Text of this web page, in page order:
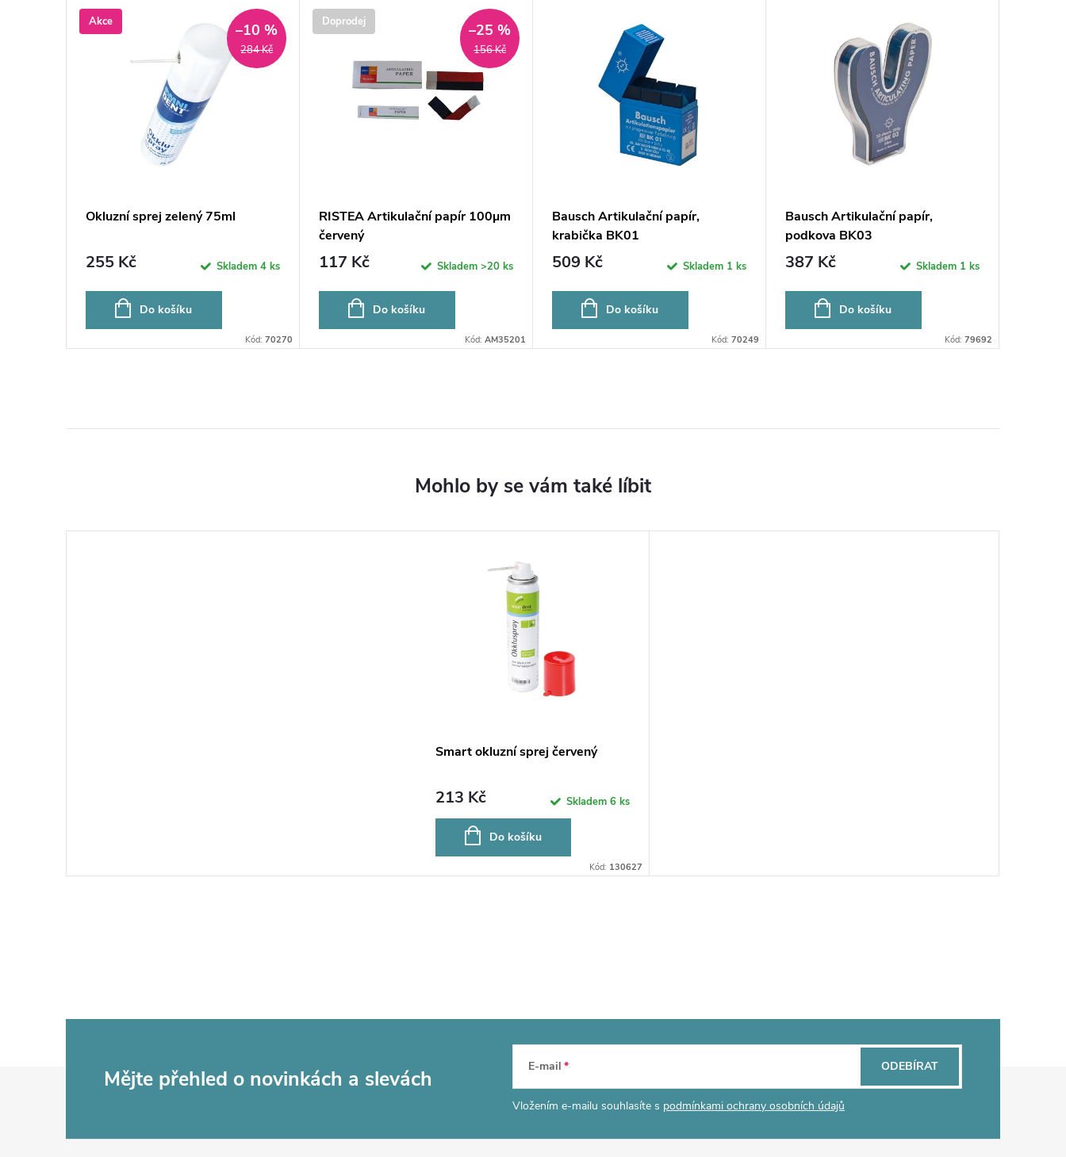
Akce
284 Kč
–10 %
Okluzní sprej zelený 75ml
255 Kč Skladem 4 ks
Do košíku
Kód: 70270
Doprodej
156 Kč
–25 %
RISTEA Artikulační papír 100µm
červený
117 Kč Skladem >20 ks
Do košíku
Kód: AM35201
Bausch Artikulační papír,
krabička BK01
509 Kč Skladem 1 ks
Do košíku
Kód: 70249
Bausch Artikulační papír,
podkova BK03
387 Kč Skladem 1 ks
Do košíku
Kód: 79692
Smart okluzní sprej červený
213 Kč Skladem 6 ks
Do košíku
Kód: 130627
Mějte přehled o novinkách a slevách E-mail
Vložením e-mailu souhlasíte s podmínkami ochrany osobních údajů
ODEBÍRAT